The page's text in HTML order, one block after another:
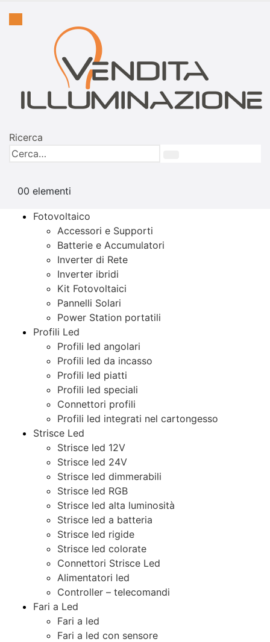
Ricerca
00 elementi
Fotovoltaico
Accessori e Supporti
Batterie e Accumulatori
Inverter di Rete
Inverter ibridi
Kit Fotovoltaici
Pannelli Solari
Power Station portatili
Profili Led
Profili led angolari
Profili led da incasso
Profili led piatti
Profili led speciali
Connettori profili
Profili led integrati nel cartongesso
Strisce Led
Strisce led 12V
Strisce led 24V
Strisce led dimmerabili
Strisce led RGB
Strisce led alta luminosità
Strisce led a batteria
Strisce led rigide
Strisce led colorate
Connettori Strisce Led
Alimentatori led
Controller – telecomandi
Fari a Led
Fari a led
Fari a led con sensore